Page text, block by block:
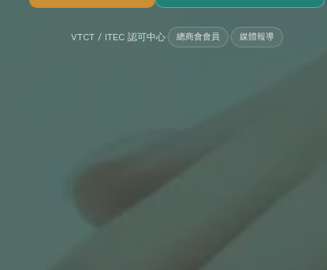
VTCT / ITEC 認可中心· 總商會會員 · 媒體報導